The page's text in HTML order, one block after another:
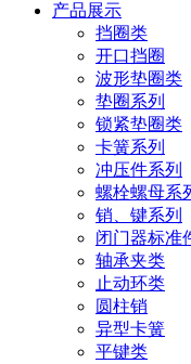
产品展示
挡圈类
开口挡圈
波形垫圈类
垫圈系列
锁紧垫圈类
卡簧系列
冲压件系列
螺栓螺母系
销、键系列
闭门器标准
轴承夹类
止动环类
圆柱销
异型卡簧
平键类